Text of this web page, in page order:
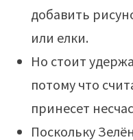
добавить
или елки.
Но стоит
потому что
принесет
Поскольку